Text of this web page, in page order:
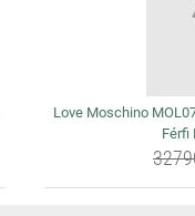
Love Moschino
Férfi